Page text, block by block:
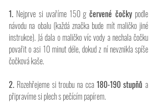
1. Nejprve si uvaříme 150 g červené čočky podle
návodu na obalu (každá značka bude mít maličko jiné
instrukce). Já dala o maličko víc vody a nechala čočku
povařit o asi 10 minut déle, dokud z ní nevznikla spíše
čočková kaše.
2. Rozehřejeme si troubu na cca 180-190 stupňů a
připravíme si plech s pečícím papírem.